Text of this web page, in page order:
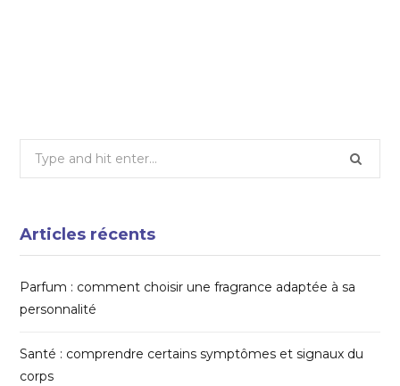
Search
Articles récents
Parfum : comment choisir une fragrance adaptée à sa
personnalité
Santé : comprendre certains symptômes et signaux du
corps